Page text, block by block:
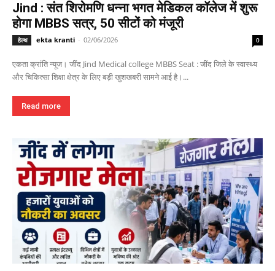
Jind : संत शिरोमणि धन्ना भगत मेडिकल कॉलेज में शुरू
होगा MBBS सत्र, 50 सीटों को मंजूरी
हेल्थ ekta kranti - 02/06/2026 0
एकता क्रांति न्यूज। जींद Jind Medical college MBBS Seat : जींद जिले के स्वास्थ्य
और चिकित्सा शिक्षा क्षेत्र के लिए बड़ी खुशखबरी सामने आई है।...
Read more